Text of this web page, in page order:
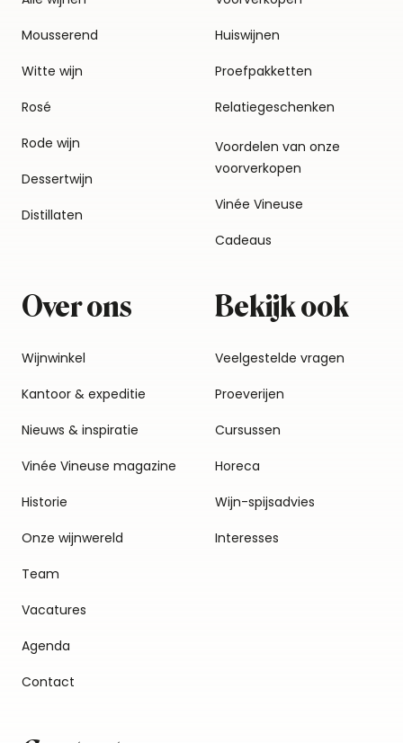
Mousserend
Witte wijn
Rosé
Rode wijn
Dessertwijn
Distillaten
Huiswijnen
Proefpakketten
Relatiegeschenken
Voordelen van onze
voorverkopen
Vinée Vineuse
Cadeaus
Over ons
Wijnwinkel
Kantoor & expeditie
Nieuws & inspiratie
Vinée Vineuse magazine
Historie
Onze wijnwereld
Team
Vacatures
Agenda
Contact
Bekijk ook
Veelgestelde vragen
Proeverijen
Cursussen
Horeca
Wijn-spijsadvies
Interesses